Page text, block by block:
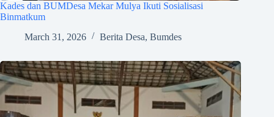
Kades dan BUMDesa Mekar Mulya Ikuti Sosialisasi
Binmatkum
March 31, 2026
Berita Desa, Bumdes